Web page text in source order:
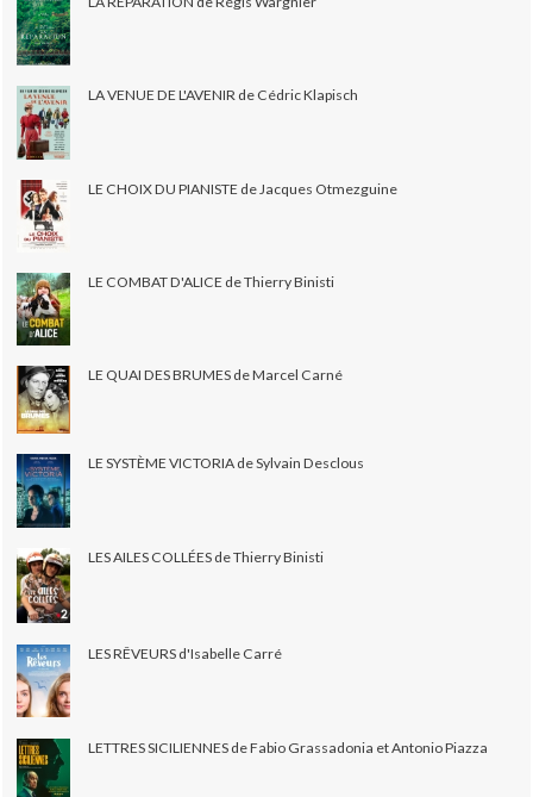
LA VENUE DE L'AVENIR de Cédric Klapisch
LE CHOIX DU PIANISTE de Jacques Otmezguine
LE COMBAT D'ALICE de Thierry Binisti
LE QUAI DES BRUMES de Marcel Carné
LE SYSTÈME VICTORIA de Sylvain Desclous
LES AILES COLLÉES de Thierry Binisti
LES RÊVEURS d'Isabelle Carré
LETTRES SICILIENNES de Fabio Grassadonia et Antonio Piazza